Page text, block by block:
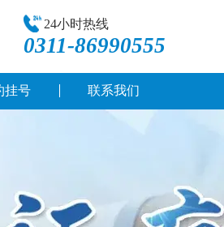
24小时热线
0311-86990555
挂号 联系我们